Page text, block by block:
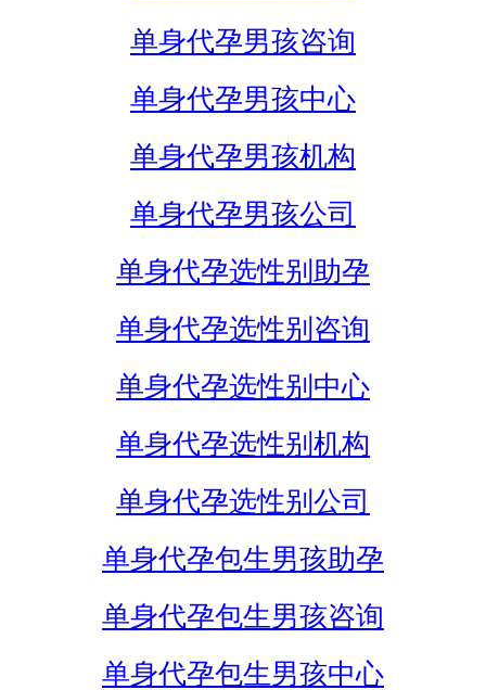
单身代孕男孩咨询
单身代孕男孩中心
单身代孕男孩机构
单身代孕男孩公司
单身代孕选性别助孕
单身代孕选性别咨询
单身代孕选性别中心
单身代孕选性别机构
单身代孕选性别公司
单身代孕包生男孩助孕
单身代孕包生男孩咨询
单身代孕包生男孩中心